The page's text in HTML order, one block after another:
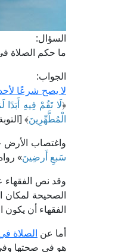
السؤال:
ما حكم الصلاة
الجواب:
لا يصح شرعًا
﴿لَا تَقُمْ فِيهِ
الْمُطَّهِّرِينَ﴾ [التوبة:
واغتصاب الأرض
سَبعِ أَرضِينَ»
وقد نص الفقهاء
الصحيحة لمكان
الفقهاء أن
أما عن الصلاة